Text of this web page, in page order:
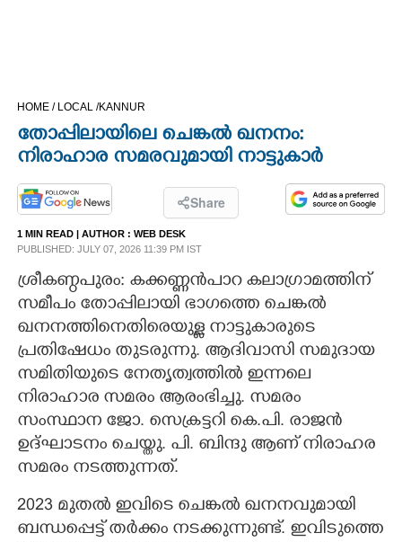
LIFESTYLE
SPIRITUAL
INFO+
CARTOONS
HOME / LOCAL /KANNUR
തോപ്പിലായിലെ ചെങ്കൽ ഖനനം:
നിരാഹാര സമരവുമായി നാട്ടുകാർ
Share
1 MIN READ | AUTHOR : WEB DESK
PUBLISHED: JULY 07, 2026 11:39 PM IST
ശ്രീകണ്ഠപുരം: കക്കണ്ണൻപാറ കലാഗ്രാമത്തിന്
സമീപം തോപ്പിലായി ഭാഗത്തെ ചെങ്കൽ
ഖനനത്തിനെതിരെയുള്ള നാട്ടുകാരുടെ
പ്രതിഷേധം തുടരുന്നു. ആദിവാസി സമുദായ
സമിതിയുടെ നേതൃത്വത്തിൽ ഇന്നലെ
നിരാഹാര സമരം ആരംഭിച്ചു. സമരം
സംസ്ഥാന ജോ. സെക്രട്ടറി കെ.പി. രാജൻ
ഉദ്ഘാടനം ചെയ്തു. പി. ബിന്ദു ആണ് നിരാഹര
സമരം നടത്തുന്നത്.
2023 മുതൽ ഇവിടെ ചെങ്കൽ ഖനനവുമായി
ബന്ധപ്പെട്ട് തർക്കം നടക്കുന്നുണ്ട്. ഇവിടുത്തെ